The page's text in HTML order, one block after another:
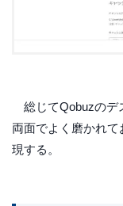
総じてQobuzのデ
両面でよく磨かれ
現する。